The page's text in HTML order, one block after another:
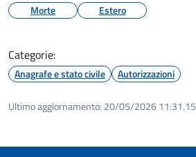
Morte Estero
Categorie:
Anagrafe e stato civile Autorizzazioni
Ultimo aggiornamento: 20/05/2026 11:31.15